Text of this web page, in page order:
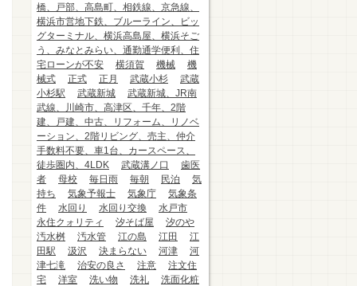
橋、戸部、高島町、相鉄線、京急線、
横浜市営地下鉄、ブルーライン、ビッ
グターミナル、横浜高島屋、横浜そご
う、みなとみらい、通勤通学便利、住
宅ローンが不安
横須賀 機械
機
械式
正式 正月 武蔵小杉
武蔵
小杉駅
武蔵新城
武蔵新城、JR南
武線、川崎市、高津区、千年、2階
建、戸建、中古、リフォーム、リノベ
ーション、2階リビング、売主、仲介
手数料不要、車1台、カースペース、
徒歩圏内、4LDK
武蔵溝ノ口
歯医
者
母校 毎日雨 毎朝 民泊
気
持ち
気象予報士 気象庁
気象条
件
水回り 水回り交換
水戸市
永住クォリティ
汐そば屋
汐のや
汚水桝
汚水管 江の島 江田
江
田駅
汲沢 決まらない 河津
河
津七滝
治安の良さ 注意
注文住
宅
洋室 洗い物 洗礼
洗面化粧